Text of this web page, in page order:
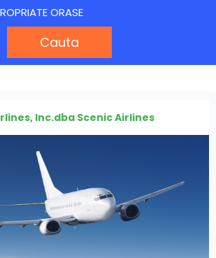
ORASE
Cauta
Inc.dba Scenic Airlines